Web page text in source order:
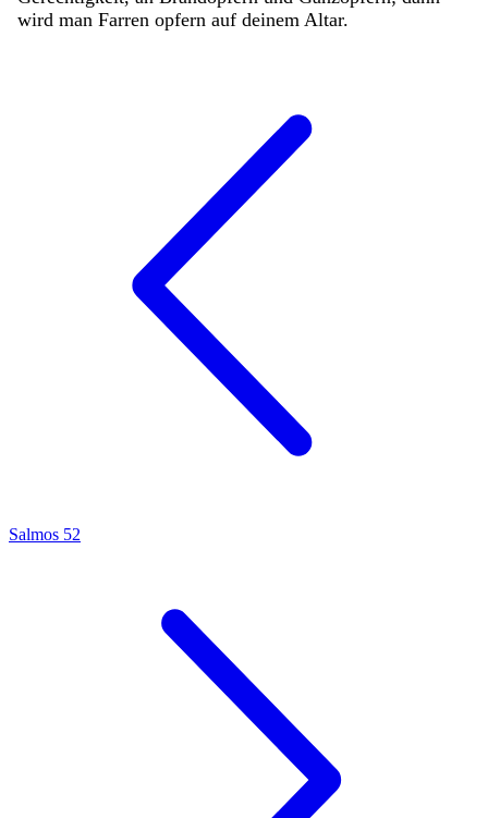
wird man Farren opfern auf deinem Altar.
Salmos 52